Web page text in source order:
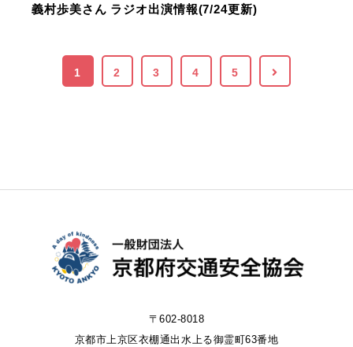
義村歩美さん ラジオ出演情報(7/24更新)
1 2 3 4 5
〒602-8018
京都市上京区衣棚通出水上る御霊町63番地